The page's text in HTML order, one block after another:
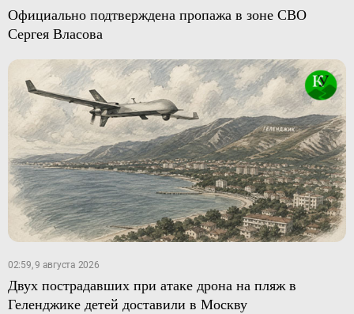
Официально подтверждена пропажа в зоне СВО
Сергея Власова
02:59, 9 августа 2026
Двух пострадавших при атаке дрона на пляж в
Геленджике детей доставили в Москву